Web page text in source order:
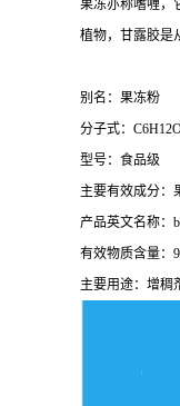
果冻亦称嗜喱，
植物，甘露胶是
别名：果冻粉
分子式：
型号：食品级
主要有效成分：
产品英文名称：
有效物质含量：
主要用途：增稠